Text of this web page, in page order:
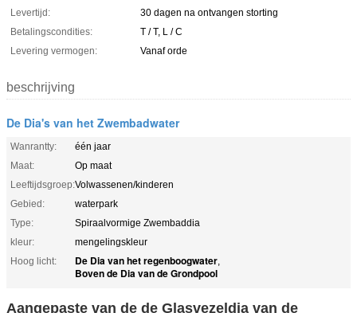
Levertijd:
30 dagen na ontvangen storting
Betalingscondities:
T / T, L / C
Levering vermogen:
Vanaf orde
beschrijving
De Dia's van het Zwembadwater
Wanrantty:
één jaar
Maat:
Op maat
Leeftijdsgroep:Volwassenen/kinderen
Gebied:
waterpark
Type:
Spiraalvormige Zwembaddia
kleur:
mengelingskleur
Hoog licht:
De Dia van het regenboogwater,
Boven de Dia van de Grondpool
Aangepaste van de de Glasvezeldia van de